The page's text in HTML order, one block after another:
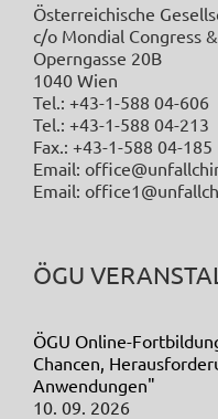
Österreichische
c/o Mondial Congress
Operngasse 20B
1040 Wien
Tel.: +43-1-588 04-606
Tel.: +43-1-588 04-213
Fax.: +43-1-588 04-185
Email:
Email:
ÖGU
ÖGU Online-
Chancen,
Anwendungen"
10. 09. 2026